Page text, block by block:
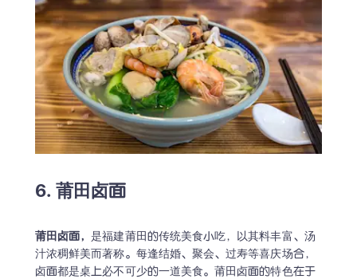
6. 莆田卤面
莆田卤面，是福建莆田的传统美食小吃，以其料丰富、汤
汁浓稠鲜美而著称。每逢结婚、聚会、过寿等喜庆场合，
卤面都是桌上必不可少的一道美食。莆田卤面的特色在于